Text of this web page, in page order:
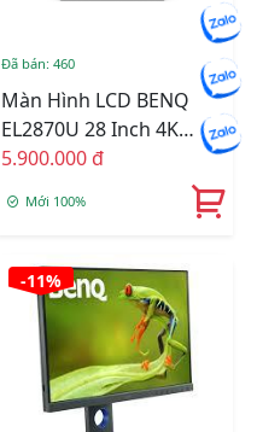
Đã bán: 460
Màn Hình LCD BENQ
EL2870U 28 Inch 4K
(3840 X 2160) 1ms 60Hz
5.900.000 đ
Mới 100%
-11%